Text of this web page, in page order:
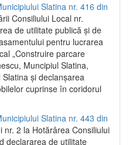
Slatina nr. 416 din
Consiliului Local nr.
de utilitate publică și de
pentru lucrarea
„Construire parcare
Muncipiul Slatina,
și declanșarea
cuprinse în coridorul
Slatina nr. 443 din
nr. 2 la Hotărârea Consiliului
declararea de utilitate